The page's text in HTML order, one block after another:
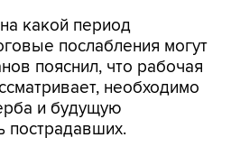
какой период
послабления могут
пояснил, что рабочая
необходимо
и будущую
пострадавших.